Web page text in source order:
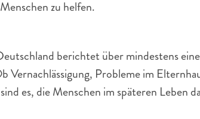
zu helfen.
berichtet über mindestens
Vernachlässigung, Probleme im
es, die Menschen im späteren Leben